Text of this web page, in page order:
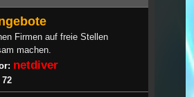
Firmen auf freie Stellen
machen.
netdiver
72